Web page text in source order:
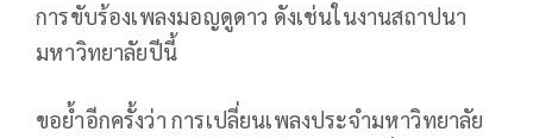
การขับร้องเพลงมอญดูดาว ดังเช่นในงานสถาปนา
มหาวิทยาลัยปีนี้
ขอย้ำอีกครั้งว่า การเปลี่ยนเพลงประจำมหาวิทยาลัย